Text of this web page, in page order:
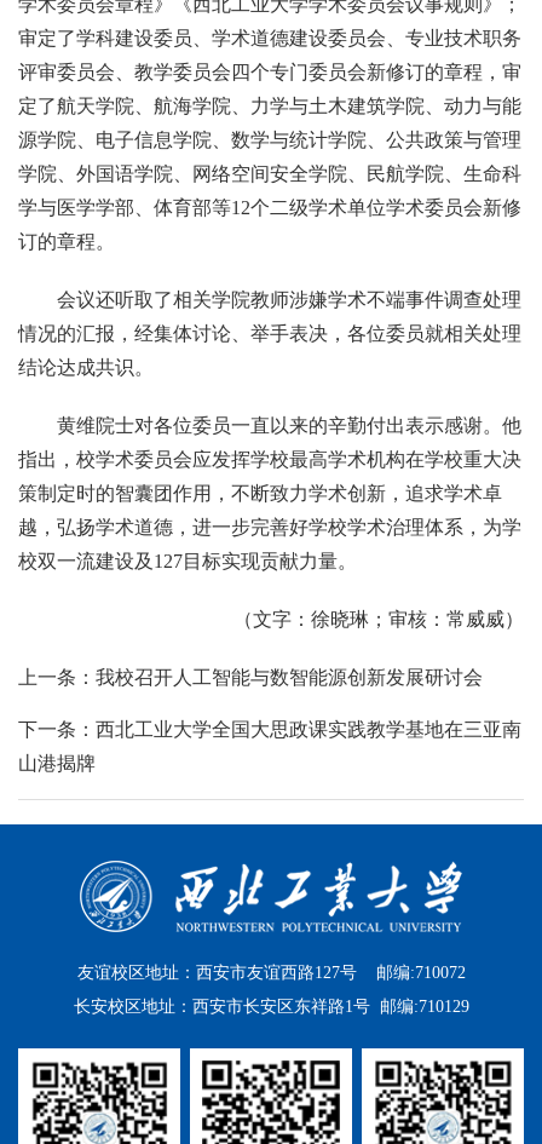
审定了学科建设委员、学术道德建设委员会、专业技术职务
评审委员会、教学委员会四个专门委员会新修订的章程，审
定了航天学院、航海学院、力学与土木建筑学院、动力与能
源学院、电子信息学院、数学与统计学院、公共政策与管理
学院、外国语学院、网络空间安全学院、民航学院、生命科
学与医学学部、体育部等12个二级学术单位学术委员会新修
订的章程。
会议还听取了相关学院教师涉嫌学术不端事件调查处理
情况的汇报，经集体讨论、举手表决，各位委员就相关处理
结论达成共识。
黄维院士对各位委员一直以来的辛勤付出表示感谢。他
指出，校学术委员会应发挥学校最高学术机构在学校重大决
策制定时的智囊团作用，不断致力学术创新，追求学术卓
越，弘扬学术道德，进一步完善好学校学术治理体系，为学
校双一流建设及127目标实现贡献力量。
（文字：徐晓琳；审核：常威威）
上一条：我校召开人工智能与数智能源创新发展研讨会
下一条：西北工业大学全国大思政课实践教学基地在三亚南
山港揭牌
友谊校区地址：西安市友谊西路127号 邮编:710072
长安校区地址：西安市长安区东祥路1号 邮编:710129